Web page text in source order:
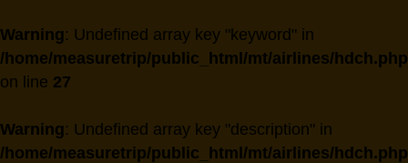
Warning: Undefined array key "keyword" in
/home/measuretrip/public_html/mt/airlines/hdch.php
on line 27
Warning: Undefined array key "description" in
/home/measuretrip/public_html/mt/airlines/hdch.php